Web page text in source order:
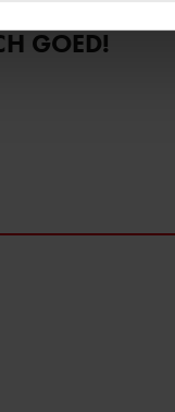
cookies om
ZO
GOED!